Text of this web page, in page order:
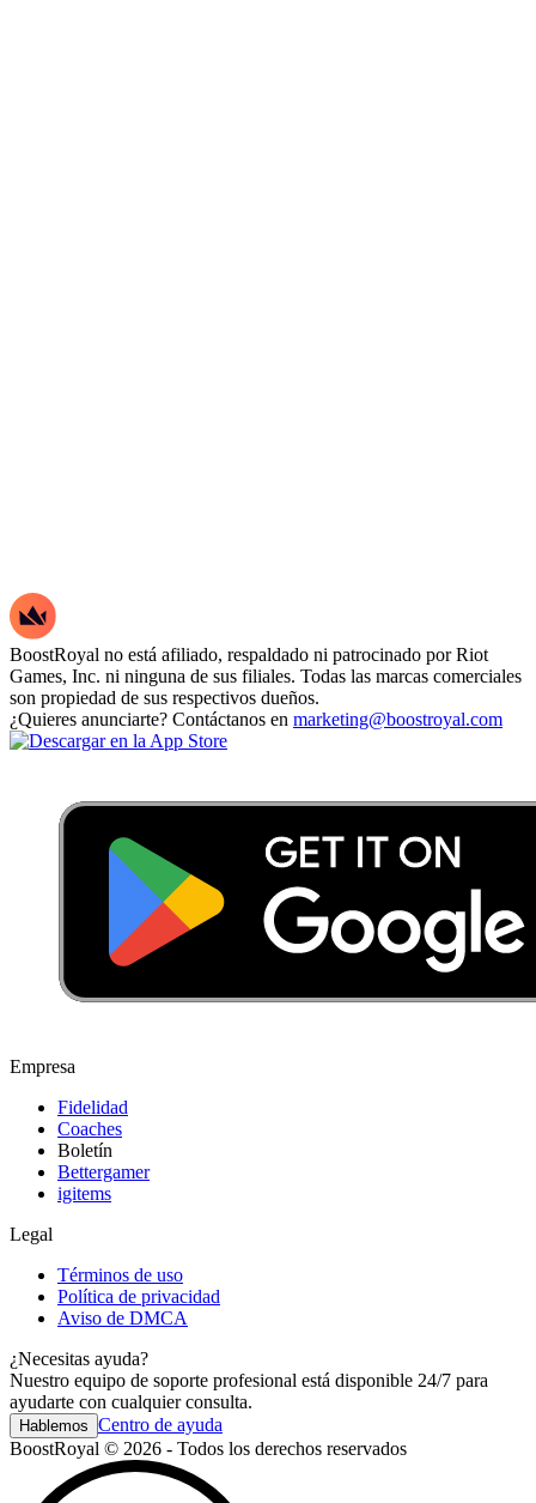
BoostRoyal no está afiliado, respaldado ni patrocinado por Riot
Games, Inc. ni ninguna de sus filiales. Todas las marcas comerciales
son propiedad de sus respectivos dueños.
¿Quieres anunciarte? Contáctanos en marketing@boostroyal.com
Empresa
Fidelidad
Coaches
Boletín
Bettergamer
igitems
Legal
Términos de uso
Política de privacidad
Aviso de DMCA
¿Necesitas ayuda?
Nuestro equipo de soporte profesional está disponible 24/7 para
ayudarte con cualquier consulta.
Hablemos Centro de ayuda
BoostRoyal © 2026 - Todos los derechos reservados